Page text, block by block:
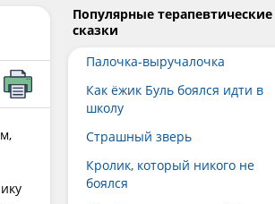
Популярные терапевтические
сказки
Палочка-выручалочка
Как ёжик Буль боялся идти в
школу
Страшный зверь
Кролик, который никого не
боялся